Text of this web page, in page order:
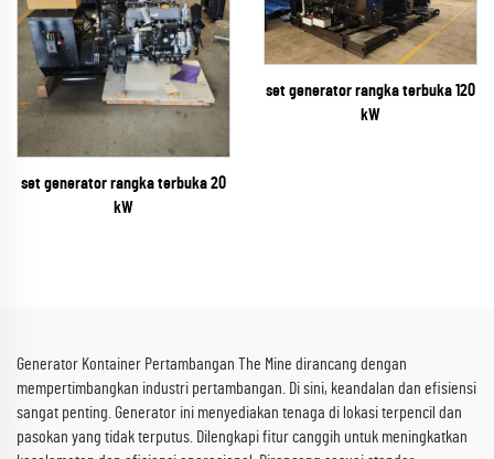
set generator rangka terbuka 20
kW
set generator rangka terbuka 120
kW
Generator Kontainer Pertambangan The Mine dirancang dengan
mempertimbangkan industri pertambangan. Di sini, keandalan dan efisiensi
sangat penting. Generator ini menyediakan tenaga di lokasi terpencil dan
pasokan yang tidak terputus. Dilengkapi fitur canggih untuk meningkatkan